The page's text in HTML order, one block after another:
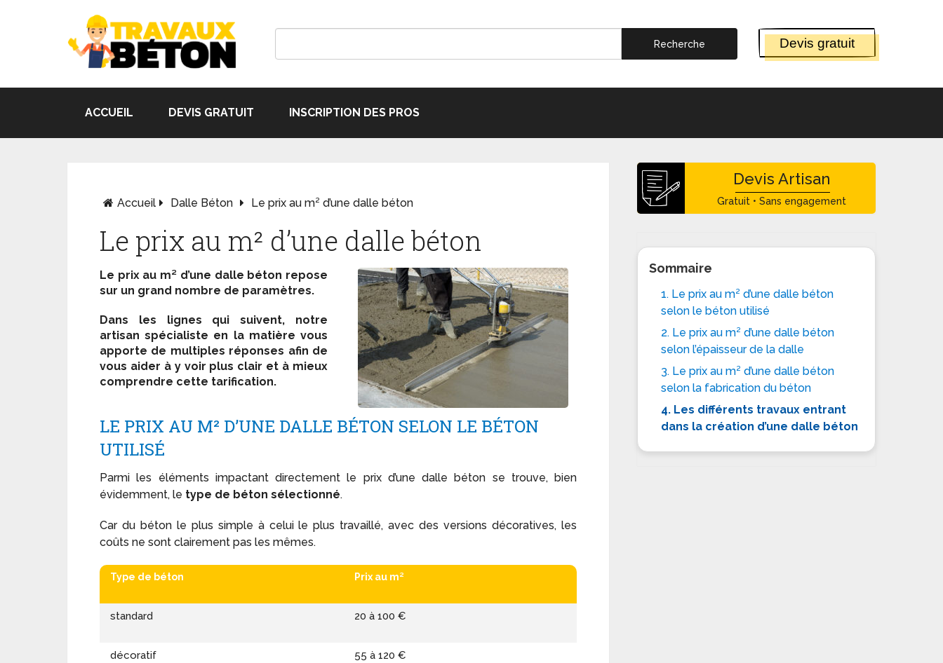
Devis gratuit
ACCUEIL DEVIS GRATUIT INSCRIPTION DES PROS
Accueil Dalle Béton Le prix au m² d’une dalle béton
Le prix au m² d’une dalle béton
Le prix au m² d’une dalle béton repose
sur un grand nombre de paramètres.
Dans les lignes qui suivent, notre
artisan spécialiste en la matière vous
apporte de multiples réponses afin de
vous aider à y voir plus clair et à mieux
comprendre cette tarification.
LE PRIX AU M² D’UNE DALLE BÉTON SELON LE BÉTON
UTILISÉ
Parmi les éléments impactant directement le prix d’une dalle béton se trouve, bien
évidemment, le type de béton sélectionné.
Car du béton le plus simple à celui le plus travaillé, avec des versions décoratives, les
coûts ne sont clairement pas les mêmes.
Type de béton Prix au m²
standard 20 à 100 €
décoratif 55 à 120 €
Devis Artisan
Gratuit • Sans engagement
Sommaire
1. Le prix au m² d’une dalle béton
selon le béton utilisé
2. Le prix au m² d’une dalle béton
selon l’épaisseur de la dalle
3. Le prix au m² d’une dalle béton
selon la fabrication du béton
4. Les différents travaux entrant
dans la création d’une dalle béton